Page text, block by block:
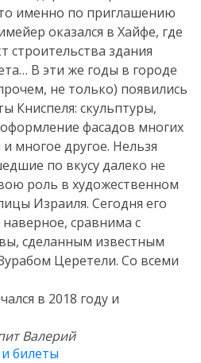
именно по приглашению
оказался в Хайфе, где
строительства здания
В эти же годы в городе
не только) появились
Книспеля: скульптуры,
фасадов многих
многое другое. Нельзя
по вкусу далеко не
роль в художественном
Израиля. Сегодня его
сравнима с
сделанным известным
Церетели. Со всеми
в 2018 году и
Валерий
билеты